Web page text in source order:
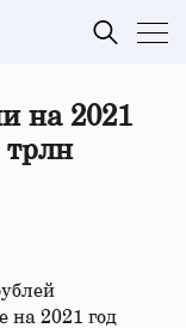
на 2021
трлн
на 2021 год